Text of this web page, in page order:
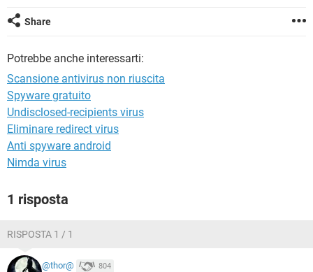
Share
Potrebbe anche interessarti:
Scansione antivirus non riuscita
Spyware gratuito
Undisclosed-recipients virus
Eliminare redirect virus
Anti spyware android
Nimda virus
1 risposta
RISPOSTA 1 / 1
@thor@ 804